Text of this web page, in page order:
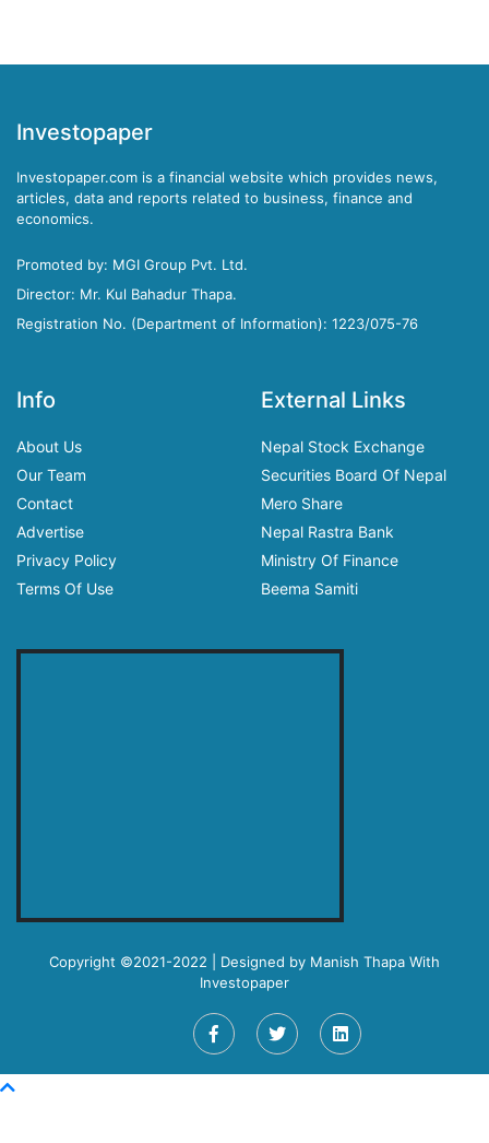
Investopaper
Investopaper.com is a financial website which provides news,
articles, data and reports related to business, finance and
economics.
Promoted by: MGI Group Pvt. Ltd.
Director: Mr. Kul Bahadur Thapa.
Registration No. (Department of Information): 1223/075-76
Info
About Us
Our Team
Contact
Advertise
Privacy Policy
Terms Of Use
External Links
Nepal Stock Exchange
Securities Board Of Nepal
Mero Share
Nepal Rastra Bank
Ministry Of Finance
Beema Samiti
Copyright ©2021-2022 | Designed by Manish Thapa With
Investopaper